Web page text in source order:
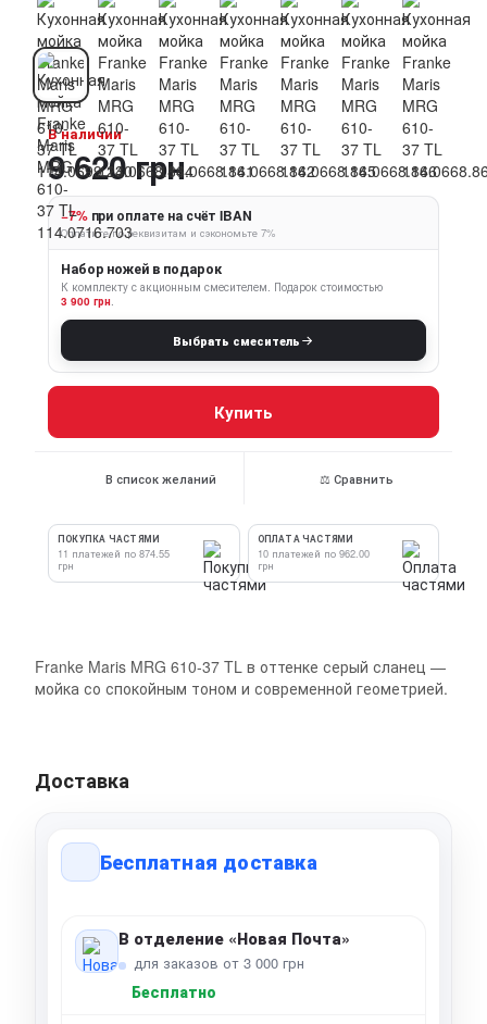
В наличии
9 620 грн
−7% при оплате на счёт IBAN
Оплатите по реквизитам и сэкономьте 7%
Набор ножей в подарок
К комплекту с акционным смесителем. Подарок стоимостью
3 900 грн.
Выбрать смеситель
Купить
В список желаний ⚖ Сравнить
ПОКУПКА ЧАСТЯМИ
11 платежей по 874.55
грн
ОПЛАТА ЧАСТЯМИ
10 платежей по 962.00
грн
Franke Maris MRG 610-37 TL в оттенке серый сланец —
мойка со спокойным тоном и современной геометрией.
Доставка
Бесплатная доставка
В отделение «Новая Почта»
для заказов от 3 000 грн
Бесплатно